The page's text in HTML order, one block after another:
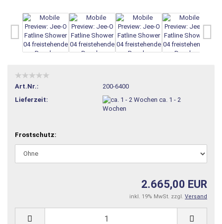
Art.Nr.:
200-6400
Lieferzeit:
ca. 1 - 2
Wochen
Frostschutz:
2.665,00 EUR
inkl. 19% MwSt. zzgl. Versand